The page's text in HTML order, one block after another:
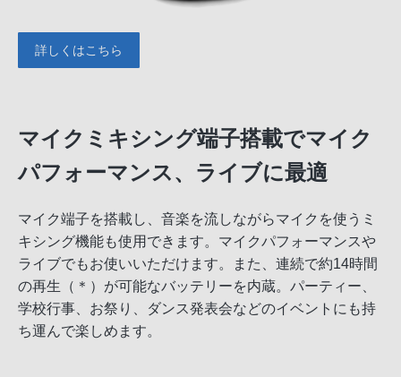
詳しくはこちら
マイクミキシング端子搭載でマイク
パフォーマンス、ライブに最適
マイク端子を搭載し、音楽を流しながらマイクを使うミ
キシング機能も使用できます。マイクパフォーマンスや
ライブでもお使いいただけます。また、連続で約14時間
の再生（＊）が可能なバッテリーを内蔵。パーティー、
学校行事、お祭り、ダンス発表会などのイベントにも持
ち運んで楽しめます。